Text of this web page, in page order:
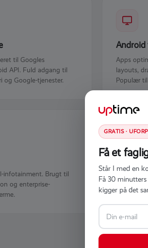
til Googles
API. Fuld adgang til
og Google-tjenester.
Android
Apps
layouts,
Populær til
infotainment. Brugt til
og enterprise-
GRATIS ·
Få et
Står I med en
Få 30
kigger på det